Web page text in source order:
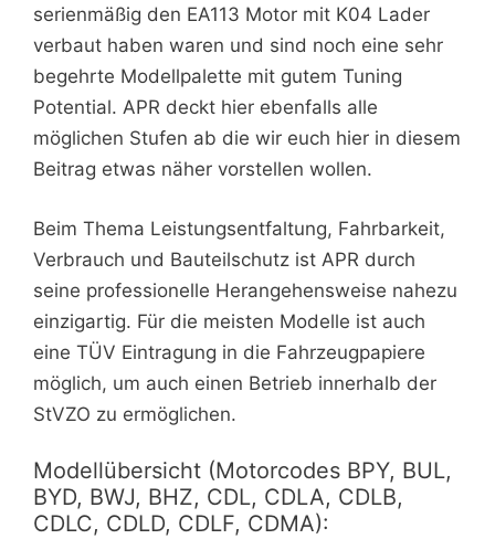
serienmäßig den EA113 Motor mit K04 Lader
verbaut haben waren und sind noch eine sehr
begehrte Modellpalette mit gutem Tuning
Potential. APR deckt hier ebenfalls alle
möglichen Stufen ab die wir euch hier in diesem
Beitrag etwas näher vorstellen wollen.
Beim Thema Leistungsentfaltung, Fahrbarkeit,
Verbrauch und Bauteilschutz ist APR durch
seine professionelle Herangehensweise nahezu
einzigartig. Für die meisten Modelle ist auch
eine TÜV Eintragung in die Fahrzeugpapiere
möglich, um auch einen Betrieb innerhalb der
StVZO zu ermöglichen.
Modellübersicht (Motorcodes BPY, BUL,
BYD, BWJ, BHZ, CDL, CDLA, CDLB,
CDLC, CDLD, CDLF, CDMA):